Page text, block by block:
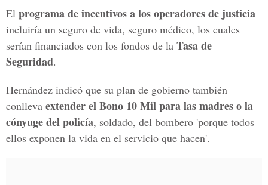
El programa de incentivos a los operadores de justicia
incluiría un seguro de vida, seguro médico, los cuales
serían financiados con los fondos de la Tasa de
Seguridad.
Hernández indicó que su plan de gobierno también
conlleva extender el Bono 10 Mil para las madres o la
cónyuge del policía, soldado, del bombero 'porque todos
ellos exponen la vida en el servicio que hacen'.